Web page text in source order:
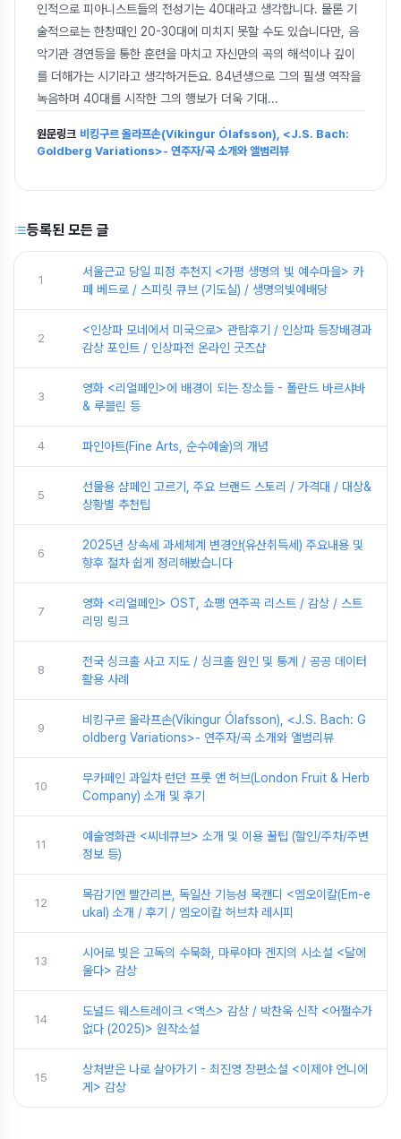
인적으로 피아니스트들의 전성기는 40대라고 생각합니다. 물론 기
술적으로는 한창때인 20-30대에 미치지 못할 수도 있습니다만, 음
악기관 경연등을 통한 훈련을 마치고 자신만의 곡의 해석이나 깊이
를 더해가는 시기라고 생각하거든요. 84년생으로 그의 필생 역작을
녹음하며 40대를 시작한 그의 행보가 더욱 기대...
원문링크 비킹구르 올라프손(Víkingur Ólafsson), <J.S. Bach:
Goldberg Variations>- 연주자/곡 소개와 앨범리뷰
등록된 모든 글
1
서울근교 당일 피정 추천지 <가평 생명의 빛 예수마을> 카
페 베드로 / 스피릿 큐브 (기도실) / 생명의빛예배당
2
<인상파 모네에서 미국으로> 관람후기 / 인상파 등장배경과
감상 포인트 / 인상파전 온라인 굿즈샵
3
영화 <리얼페인>에 배경이 되는 장소들 - 폴란드 바르샤바
& 루블린 등
4 파인아트(Fine Arts, 순수예술)의 개념
5
선물용 샴페인 고르기, 주요 브랜드 스토리 / 가격대 / 대상&
상황별 추천팁
6
2025년 상속세 과세체계 변경안(유산취득세) 주요내용 및
향후 절차 쉽게 정리해봤습니다
7
영화 <리얼페인> OST, 쇼팽 연주곡 리스트 / 감상 / 스트
리밍 링크
8
전국 싱크홀 사고 지도 / 싱크홀 원인 및 통계 / 공공 데이터
활용 사례
9
비킹구르 올라프손(Víkingur Ólafsson), <J.S. Bach: G
oldberg Variations>- 연주자/곡 소개와 앨범리뷰
10
무카페인 과일차 런던 프룻 앤 허브(London Fruit & Herb
Company) 소개 및 후기
11
예술영화관 <씨네큐브> 소개 및 이용 꿀팁 (할인/주차/주변
정보 등)
12
목감기엔 빨간리본, 독일산 기능성 목캔디 <엠오이칼(Em‑e
ukal) 소개 / 후기 / 엠오이칼 허브차 레시피
13
시어로 빚은 고독의 수묵화, 마루야마 겐지의 시소설 <달에
울다> 감상
14
도널드 웨스트레이크 <액스> 감상 / 박찬욱 신작 <어쩔수가
없다 (2025)> 원작소설
15
상처받은 나로 살아가기 - 최진영 장편소설 <이제야 언니에
게> 감상